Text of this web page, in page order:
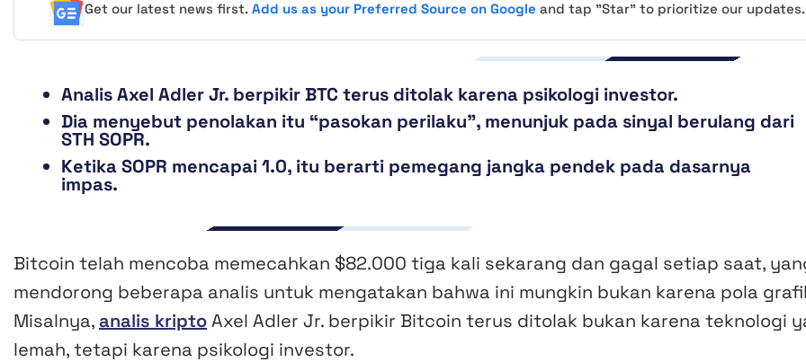
Get our latest news first.Add us as your Preferred Source on Google and tap "Star" to prioritize our updates.
Analis Axel Adler Jr. berpikir BTC terus ditolak karena psikologi investor.
Dia menyebut penolakan itu “pasokan perilaku”, menunjuk pada sinyal berulang dari
STH SOPR.
Ketika SOPR mencapai 1.0, itu berarti pemegang jangka pendek pada dasarnya
impas.
Bitcoin telah mencoba memecahkan $82.000 tiga kali sekarang dan gagal setiap saat,
mendorong beberapa analis untuk mengatakan bahwa ini mungkin bukan karena pola
Misalnya,analis kriptoAxel Adler Jr. berpikir Bitcoin terus ditolak bukan karena teknologi
lemah, tetapi karena psikologi investor.